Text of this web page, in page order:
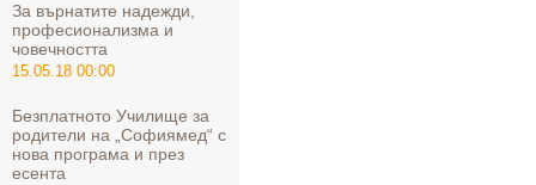
За върнатите надежди,
професионализма и
човечността
15.05.18 00:00
Безплатното Училище за
родители на „Софиямед“ с
нова програма и през
есента